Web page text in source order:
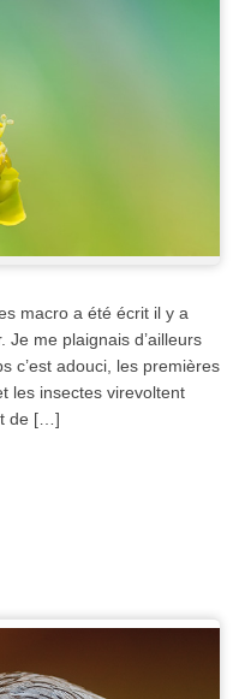
macro a été écrit il y a
Je me plaignais d’ailleurs
c’est adouci, les premières
les insectes virevoltent
de […]